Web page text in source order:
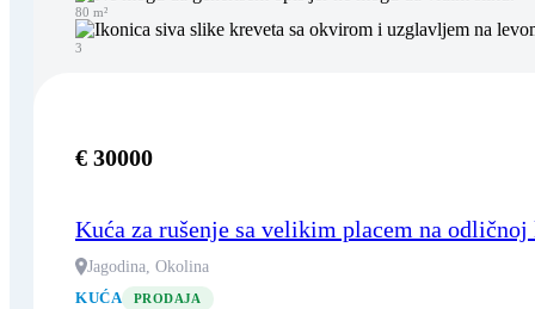
80 m²
3
€ 30000
Kuća za rušenje sa velikim placem na
Jagodina, Okolina
KUĆA
PRODAJA